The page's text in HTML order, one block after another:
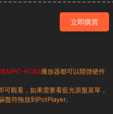
立即購買
MPC-HC64播放器都可以開啓硬件
觀看，如果需要看藍光原盤菜單，
符拖放到PotPlayer。